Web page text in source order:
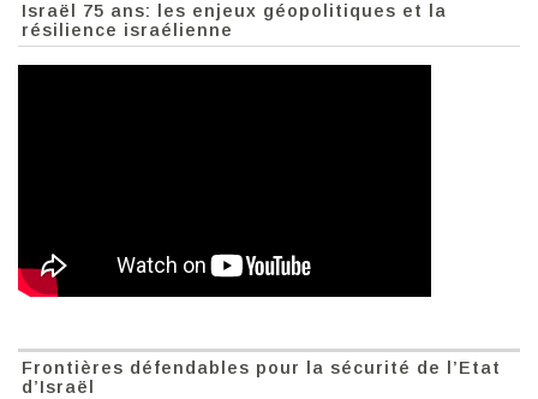
Israël 75 ans: les enjeux géopolitiques et la
résilience israélienne
Frontières défendables pour la sécurité de l’Etat
d’Israël